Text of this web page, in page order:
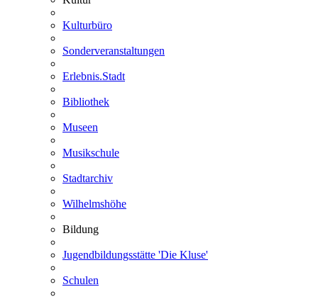
Kulturbüro
Sonderveranstaltungen
Erlebnis.Stadt
Bibliothek
Museen
Musikschule
Stadtarchiv
Wilhelmshöhe
Bildung
Jugendbildungsstätte 'Die Kluse'
Schulen